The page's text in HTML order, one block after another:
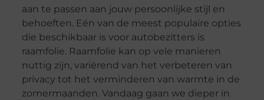
aan te passen aan jouw persoonlijke stijl en
behoeften. Eén van de meest populaire opties
die beschikbaar is voor autobezitters is
raamfolie. Raamfolie kan op vele manieren
nuttig zijn, variërend van het verbeteren van
privacy tot het verminderen van warmte in de
zomermaanden. Vandaag gaan we dieper in